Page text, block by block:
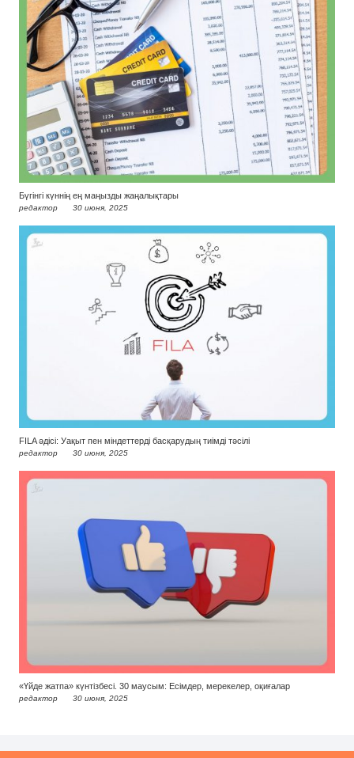
Бүгінгі күннің ең маңызды жаңалықтары
редактор 30 июня, 2025
FILA әдісі: Уақыт пен міндеттерді басқарудың тиімді тәсілі
редактор 30 июня, 2025
«Үйде жатпа» күнтізбесі. 30 маусым: Есімдер, мерекелер, оқиғалар
редактор 30 июня, 2025